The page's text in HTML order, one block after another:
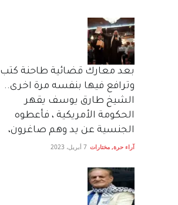
بعد معارك قضائية طاحنة كتب
وترافع فيها بنفسه مرة اخرى..
الشيخ طارق يوسف يقهر
الحكومة الأمريكية ، فأعطوه
الجنسية عن يد وهم صاغرون،
آراء حرة, مختارات 7 أبريل، 2023